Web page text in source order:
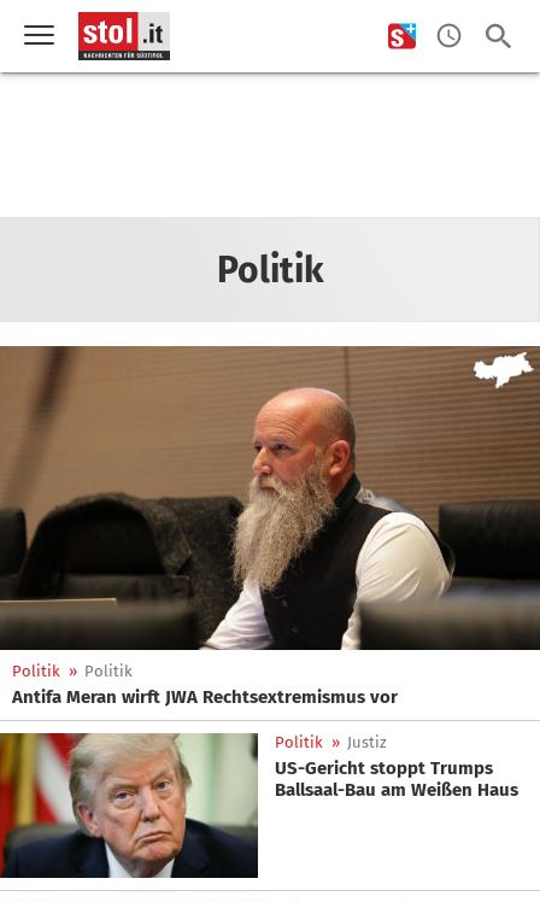
Politik
Politik » Politik
Antifa Meran wirft JWA Rechtsextremismus vor
Politik » Justiz
US-Gericht stoppt Trumps
Ballsaal-Bau am Weißen Haus